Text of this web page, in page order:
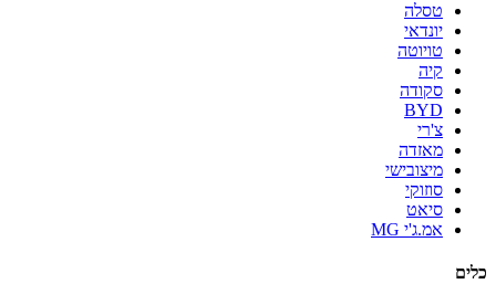
טסלה
יונדאי
טויוטה
קיה
סקודה
BYD
צ'רי
מאזדה
מיצובישי
סוזוקי
סיאט
אמ.ג'י MG
כלים